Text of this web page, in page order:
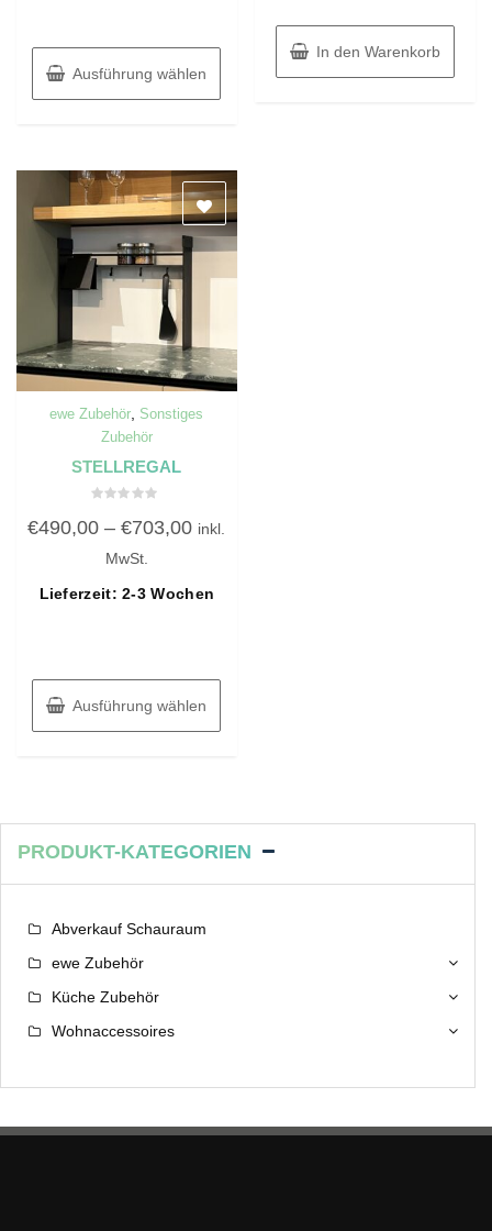
Ausführung wählen
In den Warenkorb
ewe Zubehör Sonstiges
Zubehör
STELLREGAL
mit
0
von
€490,00 –€703,00 inkl.
MwSt.
Lieferzeit: 2-3 Wochen
Ausführung wählen
PRODUKT-KATEGORIEN
Abverkauf Schauraum
ewe Zubehör
Küche Zubehör
Wohnaccessoires